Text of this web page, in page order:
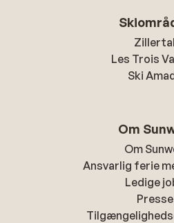
Zillertal
Les Trois
Ski
Om
Om
Ansvarlig ferie
Ledige
Presse